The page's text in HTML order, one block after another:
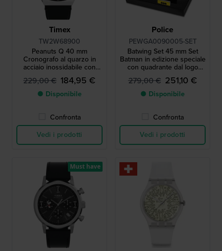
Timex
TW2W68900
Peanuts Q 40 mm
Cronografo al quarzo in
acciaio inossidabile con
data
229,00 € 184,95 €
● Disponibile
Confronta
Vedi i prodotti
Police
PEWGA0090005-SET
Batwing Set 45 mm Set
Batman in edizione speciale
con quadrante dal logo
rotante e indicatore a forma
di ala di pipistrello
279,00 € 251,10 €
● Disponibile
Confronta
Vedi i prodotti
Must have